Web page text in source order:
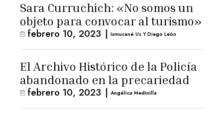
Sara Curruchich: «No somos un
objeto para convocar al turismo»
febrero 10, 2023 | Ixmucané Us Y Diego León
El Archivo Histórico de la Policía
abandonado en la precariedad
febrero 10, 2023 | Angélica Medinilla